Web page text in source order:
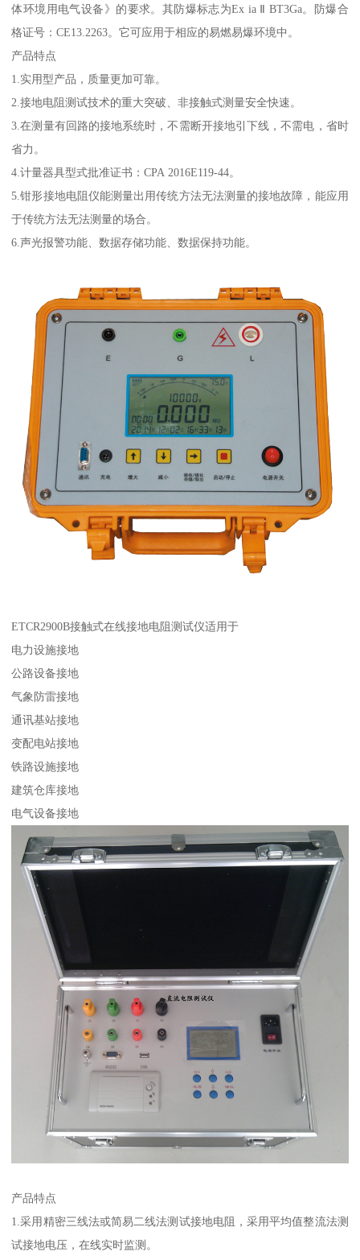
体环境用电气设备》的要求。其防爆标志为Ex ia Ⅱ BT3Ga。防爆合
格证号：CE13.2263。它可应用于相应的易燃易爆环境中。
产品特点
1.实用型产品，质量更加可靠。
2.接地电阻测试技术的重大突破、非接触式测量安全快速。
3.在测量有回路的接地系统时，不需断开接地引下线，不需电，省时
省力。
4.计量器具型式批准证书：CPA 2016E119-44。
5.钳形接地电阻仪能测量出用传统方法无法测量的接地故障，能应用
于传统方法无法测量的场合。
6.声光报警功能、数据存储功能、数据保持功能。
ETCR2900B接触式在线接地电阻测试仪适用于
电力设施接地
公路设备接地
气象防雷接地
通讯基站接地
变配电站接地
铁路设施接地
建筑仓库接地
电气设备接地
产品特点
1.采用精密三线法或简易二线法测试接地电阻，采用平均值整流法测
试接地电压，在线实时监测。